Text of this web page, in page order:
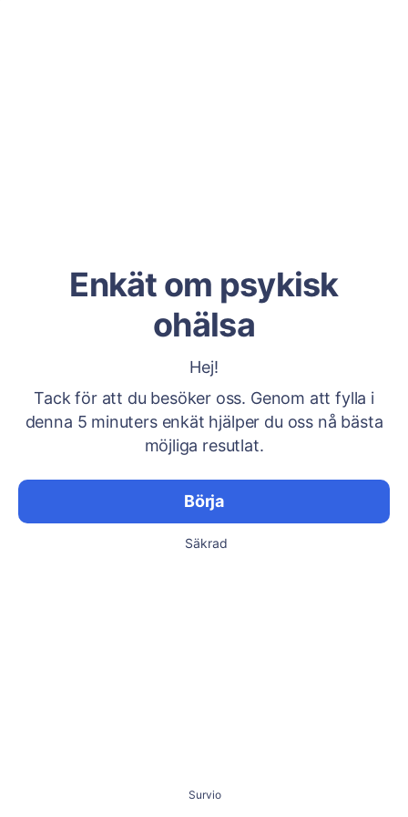
Enkät om psykisk
ohälsa
Hej!
Tack för att du besöker oss. Genom att fylla i
denna 5 minuters enkät hjälper du oss nå bästa
möjliga resutlat.
Börja
Säkrad
Survio